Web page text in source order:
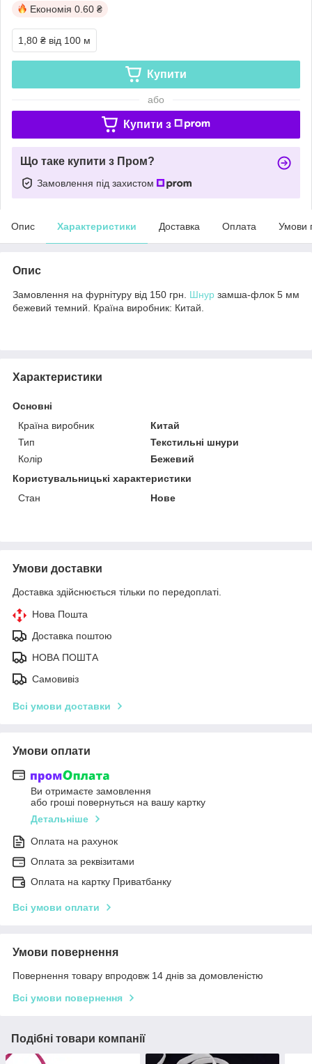
Економія 0.60 ₴
1,80 ₴ від 100 м
Купити
або
Купити з
Що таке купити з Пром?
Замовлення під захистом
Опис Характеристики Доставка Оплата Умови
Опис
Замовлення на фурнітуру від 150 грн. Шнур замша-флок 5 мм
бежевий темний. Країна виробник: Китай.
Характеристики
Основні
Країна виробник
Китай
Тип
Текстильні шнури
Колір
Бежевий
Користувальницькі характеристики
Стан
Нове
Умови доставки
Доставка здійснюється тільки по передоплаті.
Нова Пошта
Доставка поштою
НОВА ПОШТА
Самовивіз
Всі умови доставки
Умови оплати
Ви отримаєте замовлення
або гроші повернуться на вашу картку
Детальніше
Оплата на рахунок
Оплата за реквізитами
Оплата на картку Приватбанку
Всі умови оплати
Умови повернення
Повернення товару впродовж 14 днів за домовленістю
Всі умови повернення
Подібні товари компанії